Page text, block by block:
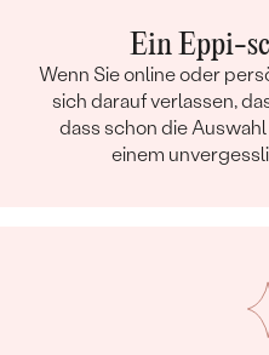
Ein Eppi-
Wenn Sie online oder
sich darauf verlassen,
dass schon die
einem